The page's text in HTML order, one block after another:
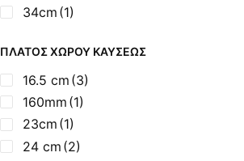
520mm(1)
570mm(1)
615mm (1)
650mm (1)
34cm (1)
37 cm(1)
37,50cm(1)
370mm (1)
37cm (1)
38 cm (1)
ΠΛΆΤΟΣ ΧΏΡΟΥ ΚΑΎΣΕΩΣ
16.5 cm (3)
160mm (1)
23cm (1)
24 cm (2)